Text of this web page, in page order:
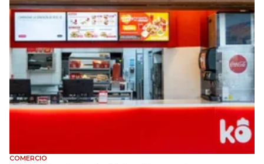
COMERCIO